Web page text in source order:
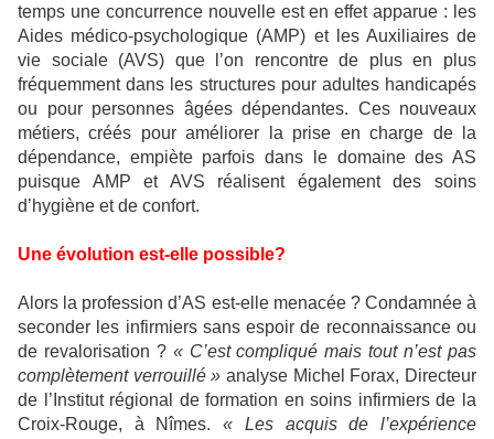
temps une concurrence nouvelle est en effet apparue : les
Aides médico-psychologique (AMP) et les Auxiliaires de
vie sociale (AVS) que l’on rencontre de plus en plus
fréquemment dans les structures pour adultes handicapés
ou pour personnes âgées dépendantes. Ces nouveaux
métiers, créés pour améliorer la prise en charge de la
dépendance, empiète parfois dans le domaine des AS
puisque AMP et AVS réalisent également des soins
d’hygiène et de confort.
Une évolution est-elle possible?
Alors la profession d’AS est-elle menacée ? Condamnée à
seconder les infirmiers sans espoir de reconnaissance ou
de revalorisation ? « C’est compliqué mais tout n’est pas
complètement verrouillé » analyse Michel Forax, Directeur
de l’Institut régional de formation en soins infirmiers de la
Croix-Rouge, à Nîmes.« Les acquis de l’expérience